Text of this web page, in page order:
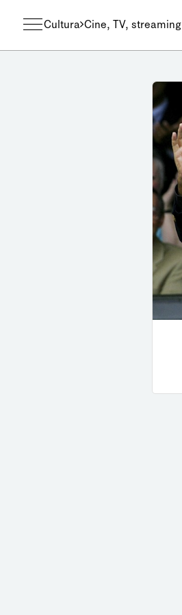
Cultura Cine, TV, streaming